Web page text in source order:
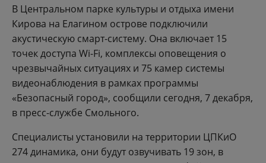
В Центральном парке культуры и отдыха имени
Кирова на Елагином острове подключили
акустическую смарт-систему. Она включает 15
точек доступа Wi-Fi, комплексы оповещения о
чрезвычайных ситуациях и 75 камер системы
видеонаблюдения в рамках программы
«Безопасный город», сообщили сегодня, 7 декабря,
в пресс-службе Смольного.
Специалисты установили на территории ЦПКиО
274 динамика, они будут озвучивать 19 зон, в